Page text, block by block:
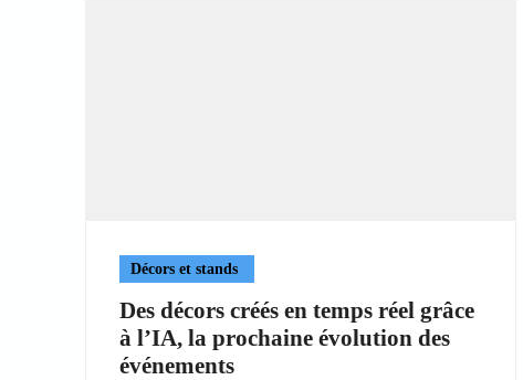
Décors et stands
Des décors créés en temps réel grâce
à l’IA, la prochaine évolution des
événements